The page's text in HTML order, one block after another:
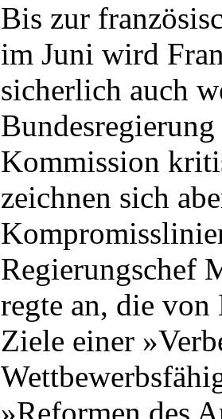
Bis zur
im Juni wird
sicherlich auch
Kommission
zeichnen sich
Regierungschef
regte an, die
Ziele einer